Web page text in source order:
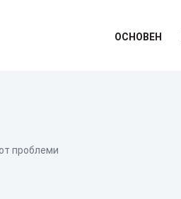
ОСНОВЕН
проблеми